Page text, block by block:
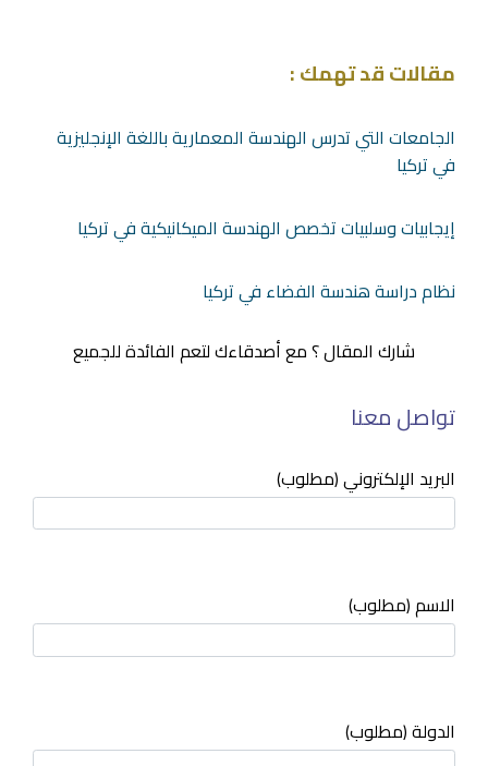
مقالات قد تهمك :
الجامعات التي تدرس الهندسة المعمارية باللغة الإنجليزية
في تركيا
إيجابيات وسلبيات تخصص الهندسة الميكانيكية في تركيا
نظام دراسة هندسة الفضاء في تركيا
شارك المقال ؟ مع أصدقاءك لتعم الفائدة للجميع
تواصل معنا
البريد الإلكتروني (مطلوب)
الاسم (مطلوب)
الدولة (مطلوب)